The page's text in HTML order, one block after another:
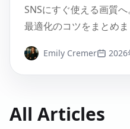
SNSにすぐ使える画質
最適化のコツをまとめま
Emily Cremer 2026
All Articles